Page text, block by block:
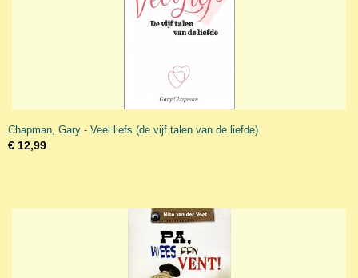
Chapman, Gary - Veel liefs (de vijf talen van de liefde)
€ 12,99